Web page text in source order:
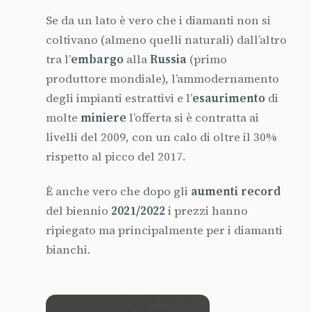
Se da un lato è vero che i diamanti non si
coltivano (almeno quelli naturali) dall’altro
tra l’embargo allaRussia (primo
produttore mondiale), l’ammodernamento
degli impianti estrattivi e l’esaurimento di
molte miniere l’offerta si è contratta ai
livelli del 2009, con un calo di oltre il 30%
rispetto al picco del 2017.
È anche vero che dopo gli aumenti record
del biennio 2021/2022 i prezzi hanno
ripiegato ma principalmente per i diamanti
bianchi.